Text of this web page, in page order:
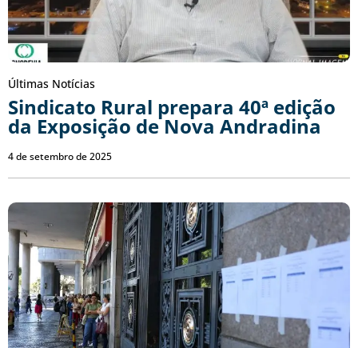
Últimas Notícias
Sindicato Rural prepara 40ª edição
da Exposição de Nova Andradina
4 de setembro de 2025